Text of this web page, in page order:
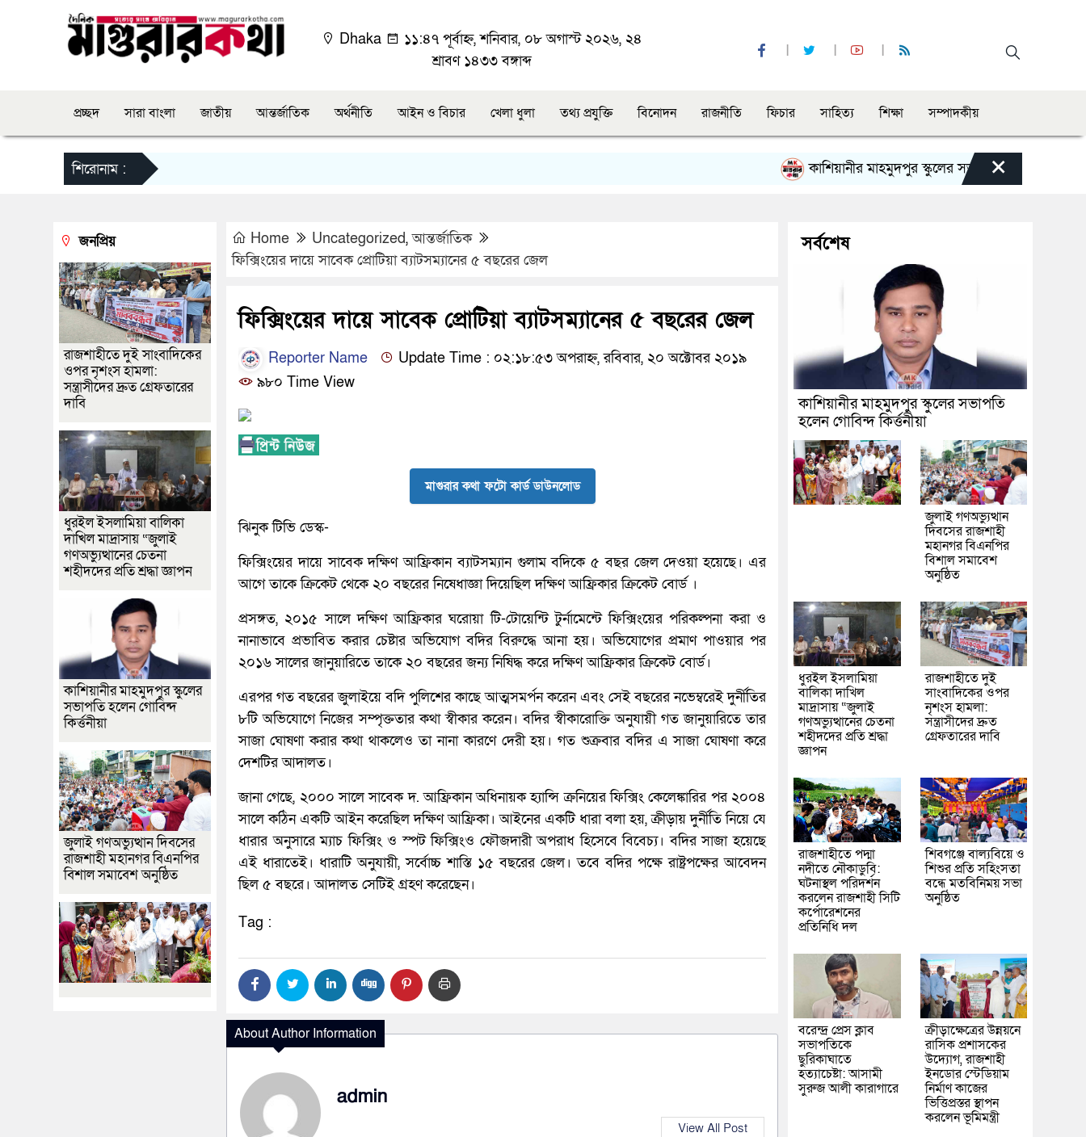
Dhaka
১১:৪৭ পূর্বাহ্ন, শনিবার, ০৮ অগাস্ট ২০২৬, ২৪
শ্রাবণ ১৪৩৩ বঙ্গাব্দ
প্রচ্ছদ সারা বাংলা জাতীয় আন্তর্জাতিক অর্থনীতি আইন ও বিচার খেলা ধুলা তথ্য প্রযুক্তি বিনোদন রাজনীতি ফিচার সাহিত্য শিক্ষা সম্পাদকীয়
শিরোনাম : কাশিয়ানীর মাহমুদপুর স্কুলের সভাপতি হলেন গোবিন্দ
×
Home Uncategorized,আন্তর্জাতিক
ফিক্সিংয়ের দায়ে সাবেক প্রোটিয়া ব্যাটসম্যানের ৫ বছরের জেল
ফিক্সিংয়ের দায়ে সাবেক প্রোটিয়া ব্যাটসম্যানের ৫ বছরের জেল
Reporter Name
Update Time : ০২:১৮:৫৩ অপরাহ্ন, রবিবার, ২০ অক্টোবর ২০১৯
৯৮০ Time View
মাগুরার কথা ফটো কার্ড ডাউনলোড
ঝিনুক টিভি ডেস্ক-
ফিক্সিংয়ের দায়ে সাবেক দক্ষিণ আফ্রিকান ব্যাটসম্যান গুলাম বদিকে ৫ বছর জেল দেওয়া হয়েছে। এর
আগে তাকে ক্রিকেট থেকে ২০ বছরের নিষেধাজ্ঞা দিয়েছিল দক্ষিণ আফ্রিকার ক্রিকেট বোর্ড ।
প্রসঙ্গত, ২০১৫ সালে দক্ষিণ আফ্রিকার ঘরোয়া টি-টোয়েন্টি টুর্নামেন্টে ফিক্সিংয়ের পরিকল্পনা করা ও
নানাভাবে প্রভাবিত করার চেষ্টার অভিযোগ বদির বিরুদ্ধে আনা হয়। অভিযোগের প্রমাণ পাওয়ার পর
২০১৬ সালের জানুয়ারিতে তাকে ২০ বছরের জন্য নিষিদ্ধ করে দক্ষিণ আফ্রিকার ক্রিকেট বোর্ড।
এরপর গত বছরের জুলাইয়ে বদি পুলিশের কাছে আত্মসমর্পন করেন এবং সেই বছরের নভেম্বরেই দুর্নীতির
৮টি অভিযোগে নিজের সম্পৃক্ততার কথা স্বীকার করেন। বদির স্বীকারোক্তি অনুযায়ী গত জানুয়ারিতে তার
সাজা ঘোষণা করার কথা থাকলেও তা নানা কারণে দেরী হয়। গত শুক্রবার বদির এ সাজা ঘোষণা করে
দেশটির আদালত।
জানা গেছে, ২০০০ সালে সাবেক দ. আফ্রিকান অধিনায়ক হ্যান্সি ক্রনিয়ের ফিক্সিং কেলেঙ্কারির পর ২০০৪
সালে কঠিন একটি আইন করেছিল দক্ষিণ আফ্রিকা। আইনের একটি ধারা বলা হয়, ক্রীড়ায় দুর্নীতি নিয়ে যে
ধারার অনুসারে ম্যাচ ফিক্সিং ও স্পট ফিক্সিংও ফৌজদারী অপরাধ হিসেবে বিবেচ্য। বদির সাজা হয়েছে
এই ধারাতেই। ধারাটি অনুযায়ী, সর্বোচ্চ শাস্তি ১৫ বছরের জেল। তবে বদির পক্ষে রাষ্ট্রপক্ষের আবেদন
ছিল ৫ বছরে। আদালত সেটিই গ্রহণ করেছেন।
Tag :
About Author Information
admin
View All Post
জনপ্রিয়
রাজশাহীতে দুই সাংবাদিকের
ওপর নৃশংস হামলা:
সন্ত্রাসীদের দ্রুত গ্রেফতারের
দাবি
ধুরইল ইসলামিয়া বালিকা
দাখিল মাদ্রাসায় “জুলাই
গণঅভ্যুত্থানের চেতনা
শহীদদের প্রতি শ্রদ্ধা জ্ঞাপন
কাশিয়ানীর মাহমুদপুর স্কুলের
সভাপতি হলেন গোবিন্দ
কির্ত্তনীয়া
জুলাই গণঅভ্যুত্থান দিবসের
রাজশাহী মহানগর বিএনপির
বিশাল সমাবেশ অনুষ্ঠিত
সর্বশেষ
কাশিয়ানীর মাহমুদপুর স্কুলের সভাপতি
হলেন গোবিন্দ কির্ত্তনীয়া
জুলাই গণঅভ্যুত্থান
দিবসের রাজশাহী
মহানগর বিএনপির
বিশাল সমাবেশ
অনুষ্ঠিত
ধুরইল ইসলামিয়া
বালিকা দাখিল
মাদ্রাসায় “জুলাই
গণঅভ্যুত্থানের চেতনা
শহীদদের প্রতি শ্রদ্ধা
জ্ঞাপন
রাজশাহীতে দুই
সাংবাদিকের ওপর
নৃশংস হামলা:
সন্ত্রাসীদের দ্রুত
গ্রেফতারের দাবি
রাজশাহীতে পদ্মা
নদীতে নৌকাডুবি:
ঘটনাস্থল পরিদর্শন
করলেন রাজশাহী সিটি
কর্পোরেশনের
প্রতিনিধি দল
শিবগঞ্জে বাল্যবিয়ে ও
শিশুর প্রতি সহিংসতা
বন্ধে মতবিনিময় সভা
অনুষ্ঠিত
বরেন্দ্র প্রেস ক্লাব
সভাপতিকে
ছুরিকাঘাতে
হত্যাচেষ্টা: আসামী
সুরুজ আলী কারাগারে
ক্রীড়াক্ষেত্রের উন্নয়নে
রাসিক প্রশাসকের
উদ্যোগ, রাজশাহী
ইনডোর স্টেডিয়াম
নির্মাণ কাজের
ভিত্তিপ্রস্তর স্থাপন
করলেন ভূমিমন্ত্রী